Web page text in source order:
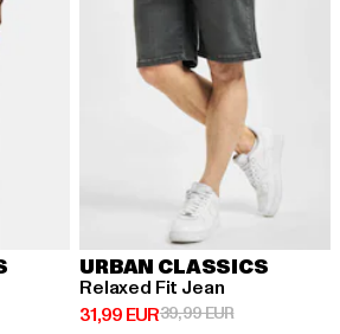
49,99 EUR
URBAN CLASSICS
Relaxed Fit Jean
31,99 EUR
Derzeitiger Preis: 31,99 EUR
39,99 EURAktionspreis: